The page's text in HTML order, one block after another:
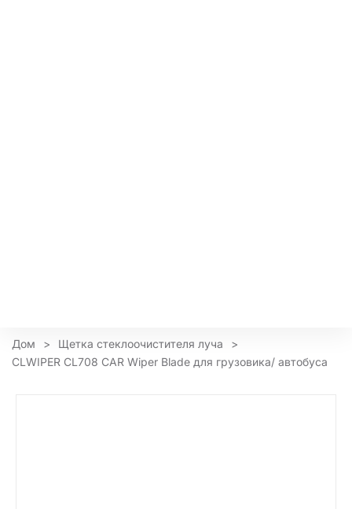
Дом > Щетка стеклоочистителя луча
>
CLWIPER CL708 CAR Wiper Blade для грузовика/ автобуса